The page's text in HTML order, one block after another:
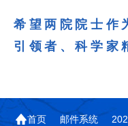
希望两院院士作
引领者、科学家
首页 邮件系统